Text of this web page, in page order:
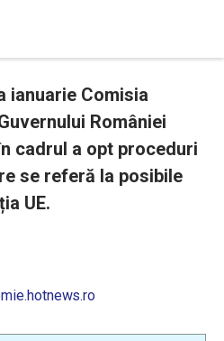
ianuarie Comisia
României
cadrul a opt proceduri
se referă la posibile
UE.